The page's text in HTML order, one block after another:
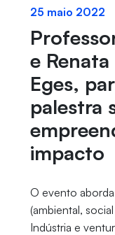
25 maio 2022
e
Eges,
palestra
impacto
O evento
(ambiental,
Indústria e